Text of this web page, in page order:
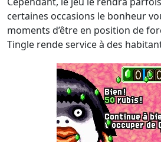
certaines occasions le bonheur
moments d’être en position de
Tingle rende service à des